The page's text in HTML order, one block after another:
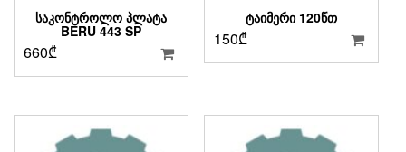
ᲡᲐᲙᲝᲜᲢᲠᲝᲚᲝ ᲞᲚᲐᲢᲐ
BERU 443 SP
660₾
ᲢᲐᲘᲛᲔᲠᲘ 120ᲬᲗ
150₾